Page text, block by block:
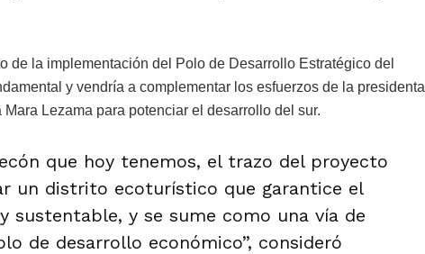
de la implementación del Polo de Desarrollo Estratégico del
y vendría a complementar los esfuerzos de la presidenta
Lezama para potenciar el desarrollo del sur.
que hoy tenemos, el trazo del proyecto
un distrito ecoturístico que garantice el
sustentable, y se sume como una vía de
de desarrollo económico”, consideró